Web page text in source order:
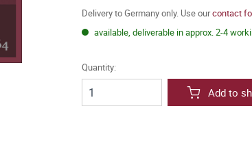
Delivery to Germany only. Use ourcontact
available, deliverable in approx. 2-4
Quantity:
Add to